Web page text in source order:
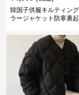
韓国子供服キルティン
ラージャケット防寒裏